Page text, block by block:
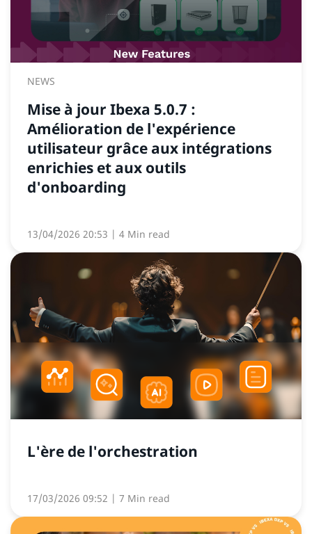
NEWS
Mise à jour Ibexa 5.0.7 :
Amélioration de l'expérience
utilisateur grâce aux intégrations
enrichies et aux outils
d'onboarding
13/04/2026 20:53 | 4 Min read
L'ère de l'orchestration
17/03/2026 09:52 | 7 Min read